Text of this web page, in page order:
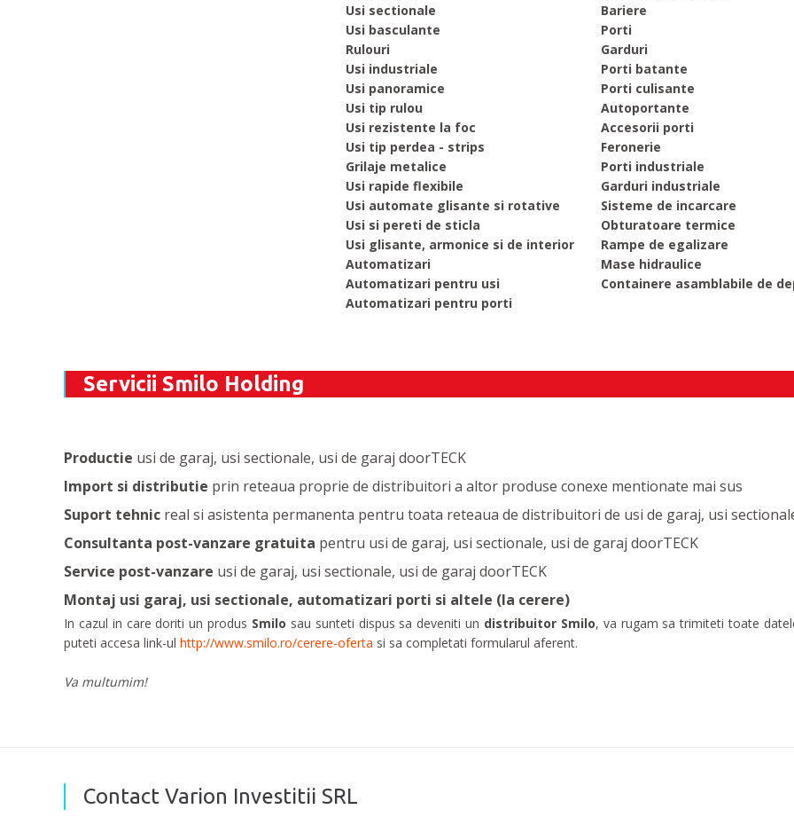
Usi sectionale
Usi basculante
Rulouri
Usi industriale
Usi panoramice
Usi tip rulou
Usi rezistente la foc
Usi tip perdea - strips
Grilaje metalice
Usi rapide flexibile
Usi automate glisante si rotative
Usi si pereti de sticla
Usi glisante, armonice si de interior
Automatizari
Automatizari pentru usi
Automatizari pentru porti
Bariere
Porti
Garduri
Porti batante
Porti culisante
Autoportante
Accesorii porti
Feronerie
Porti industriale
Garduri industriale
Sisteme de incarcare
Obturatoare termice
Rampe de egalizare
Mase hidraulice
Containere asamblabile de
Servicii Smilo Holding
Productie usi de garaj, usi sectionale, usi de garaj doorTECK
Import si distributie prin reteaua proprie de distribuitori a altor produse conexe mentionate mai sus
Suport tehnic real si asistenta permanenta pentru toata reteaua de distribuitori de usi de garaj, usi
Consultanta post-vanzare gratuita pentru usi de garaj, usi sectionale, usi de garaj doorTECK
Service post-vanzare usi de garaj, usi sectionale, usi de garaj doorTECK
Montaj usi garaj, usi sectionale, automatizari porti si altele (la cerere)
In cazul in care doriti un produs Smilo sau sunteti dispus sa deveniti un distribuitor Smilo, va rugam sa trimiteti toate
puteti accesa link-ul http://www.smilo.ro/cerere-oferta si sa completati formularul aferent.
Va multumim!
Contact Varion Investitii SRL